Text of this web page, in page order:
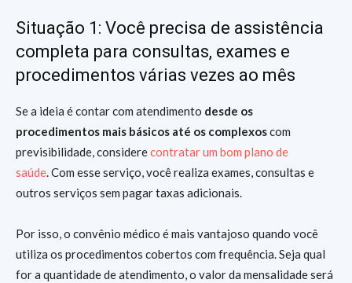
Situação 1: Você precisa de assistência
completa para consultas, exames e
procedimentos várias vezes ao mês
Se a ideia é contar com atendimento desde os
procedimentos mais básicos até os complexoscom
previsibilidade, considerecontratar um bom plano de
saúde. Com esse serviço, você realiza exames, consultas e
outros serviços sem pagar taxas adicionais.
Por isso, o convênio médico é mais vantajoso quando você
utiliza os procedimentos cobertos com frequência. Seja qual
for a quantidade de atendimento, o valor da mensalidade será